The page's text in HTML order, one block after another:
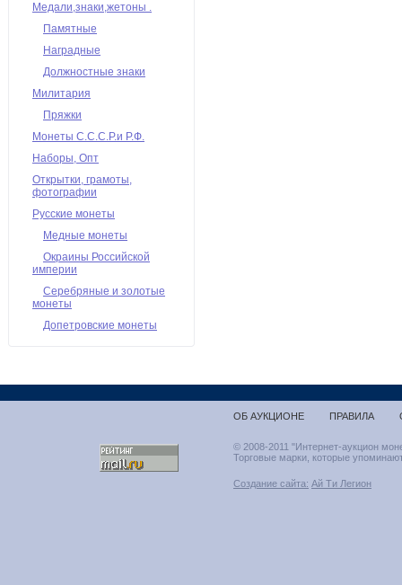
Медали,знаки,жетоны .
Памятные
Наградные
Должностные знаки
Милитария
Пряжки
Монеты С.С.С.Р.и Р.Ф.
Наборы, Опт
Открытки, грамоты,
фотографии
Русские монеты
Медные монеты
Окраины Российской
империи
Серебряные и золотые
монеты
Допетровские монеты
ОБ АУКЦИОНЕ ПРАВИЛА
© 2008-2011 "Интернет-аукцион
Торговые марки, которые
Создание сайта: Ай Ти Легион